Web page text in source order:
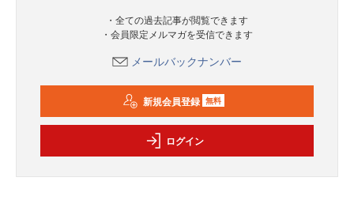
・全ての過去記事が閲覧できます
・会員限定メルマガを受信できます
メールバックナンバー
新規会員登録 無料
ログイン